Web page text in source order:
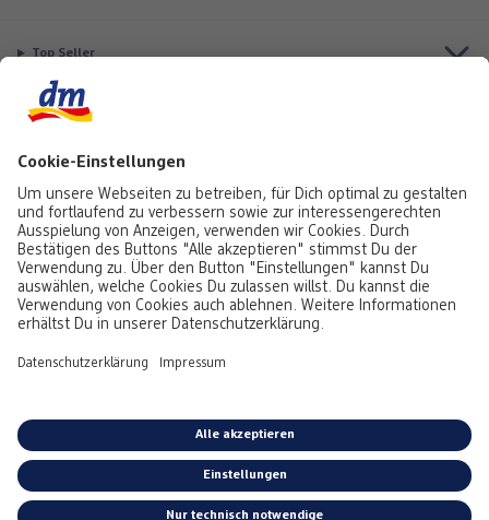
Top Seller
Aktuell besonders beliebt
Service & Auftragsstatus
Informationen
Rufe uns gerne an:0441 18131903Montag bis Samstag: 8:00 – 20:00 Uhr,
Sonntag: 10:00 - 18:00 Uhr
service@foto.dm.de
(ehemalsEmojione), lizenziert unter
*Alle Preise inkl. MwSt. zzgl. Versandkosten bei Postversand gem.
Preisliste.